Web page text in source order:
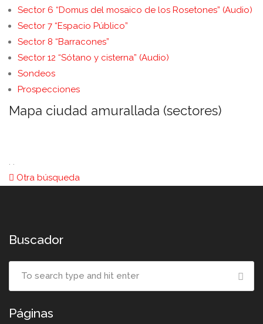
Sector 6 “Domus del mosaico de los Rosetones” (Audio)
Sector 7 “Espacio Público”
Sector 8 “Barracones”
Sector 12 “Sótano y cisterna” (Audio)
Sondeos
Prospecciones
Mapa ciudad amurallada (sectores)
. .
Otra búsqueda
Buscador
Páginas